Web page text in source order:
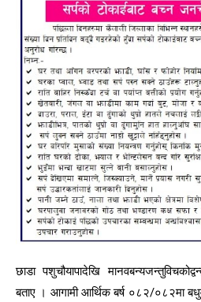
छाडा पशुचौयापादेखि
बताए । आगामी आर्थिक बर्ष ०८२/०८२मा